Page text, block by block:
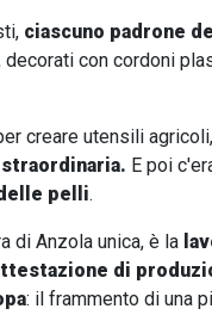
ciascuno padrone
con cordoni
creare utensili
E poi
pelli.
di Anzola unica, è la
di
: il frammento di una